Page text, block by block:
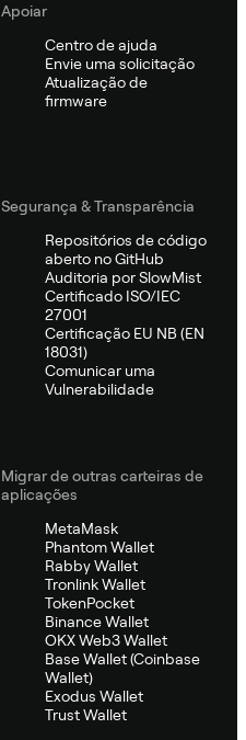
Apoiar
Centro de ajuda
Envie uma solicitação
Atualização de
firmware
Segurança & Transparência
Repositórios de código
aberto no GitHub
Auditoria por SlowMist
Certificado ISO/IEC
27001
Certificação EU NB (EN
18031)
Comunicar uma
Vulnerabilidade
Migrar de outras carteiras de
aplicações
MetaMask
Phantom Wallet
Rabby Wallet
Tronlink Wallet
TokenPocket
Binance Wallet
OKX Web3 Wallet
Base Wallet (Coinbase
Wallet)
Exodus Wallet
Trust Wallet